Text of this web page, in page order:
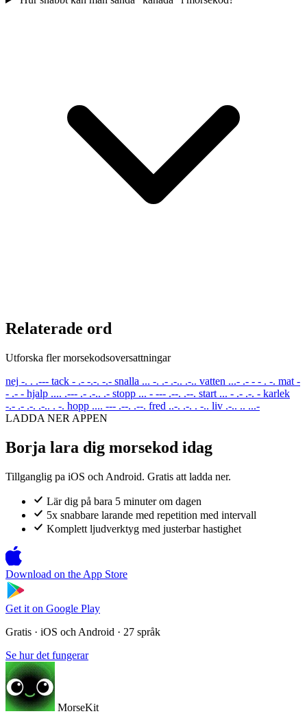
Relaterade ord
Utforska fler morsekodsoversattningar
nej -. . .--- tack - .- -.-. -.- snalla ... -. .- .-.. .-.. vatten ...- .- - - . -. mat -
- .- - hjalp .... .--- .- .-.. .- stopp ... - --- .--. .--. start ... - .- .-. - karlek
-.- .- .-. .-.. . -. hopp .... --- .--. .--. fred ..-. .-. . -.. liv .-.. .. ...-
LADDA NER APPEN
Borja lara dig morsekod idag
Tillganglig pa iOS och Android. Gratis att ladda ner.
Lär dig på bara 5 minuter om dagen
5x snabbare larande med repetition med intervall
Komplett ljudverktyg med justerbar hastighet
Download on the App Store
Get it on Google Play
Gratis · iOS och Android · 27 språk
Se hur det fungerar
MorseKit